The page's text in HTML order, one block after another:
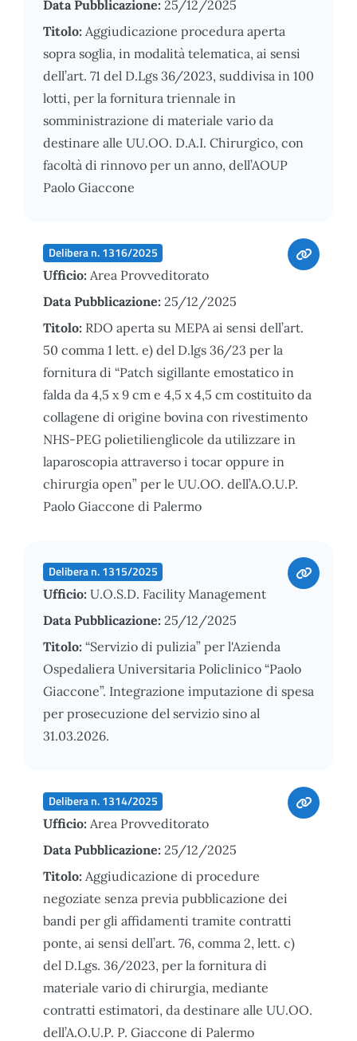
Data Pubblicazione: 25/12/2025
Titolo: Aggiudicazione procedura aperta
sopra soglia, in modalità telematica, ai sensi
dell’art. 71 del D.Lgs 36/2023, suddivisa in 100
lotti, per la fornitura triennale in
somministrazione di materiale vario da
destinare alle UU.OO. D.A.I. Chirurgico, con
facoltà di rinnovo per un anno, dell’AOUP
Paolo Giaccone
Delibera n. 1316/2025
Ufficio: Area Provveditorato
Data Pubblicazione: 25/12/2025
Titolo: RDO aperta su MEPA ai sensi dell’art.
50 comma 1 lett. e) del D.lgs 36/23 per la
fornitura di “Patch sigillante emostatico in
falda da 4,5 x 9 cm e 4,5 x 4,5 cm costituito da
collagene di origine bovina con rivestimento
NHS-PEG polietilienglicole da utilizzare in
laparoscopia attraverso i tocar oppure in
chirurgia open” per le UU.OO. dell’A.O.U.P.
Paolo Giaccone di Palermo
Delibera n. 1315/2025
Ufficio: U.O.S.D. Facility Management
Data Pubblicazione: 25/12/2025
Titolo: “Servizio di pulizia” per l'Azienda
Ospedaliera Universitaria Policlinico “Paolo
Giaccone”. Integrazione imputazione di spesa
per prosecuzione del servizio sino al
31.03.2026.
Delibera n. 1314/2025
Ufficio: Area Provveditorato
Data Pubblicazione: 25/12/2025
Titolo: Aggiudicazione di procedure
negoziate senza previa pubblicazione dei
bandi per gli affidamenti tramite contratti
ponte, ai sensi dell’art. 76, comma 2, lett. c)
del D.Lgs. 36/2023, per la fornitura di
materiale vario di chirurgia, mediante
contratti estimatori, da destinare alle UU.OO.
dell’A.O.U.P. P. Giaccone di Palermo